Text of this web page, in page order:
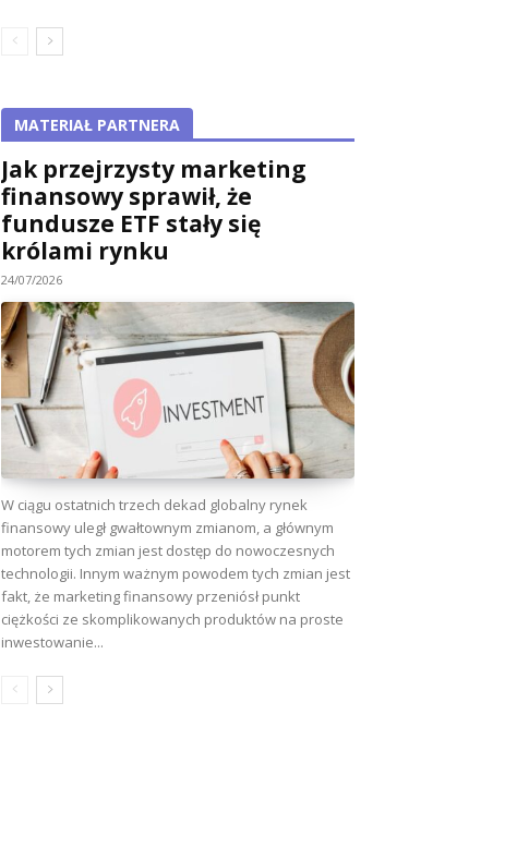
MATERIAŁ PARTNERA
Jak przejrzysty marketing
finansowy sprawił, że
fundusze ETF stały się
królami rynku
24/07/2026
W ciągu ostatnich trzech dekad globalny rynek
finansowy uległ gwałtownym zmianom, a głównym
motorem tych zmian jest dostęp do nowoczesnych
technologii. Innym ważnym powodem tych zmian jest
fakt, że marketing finansowy przeniósł punkt
ciężkości ze skomplikowanych produktów na proste
inwestowanie...